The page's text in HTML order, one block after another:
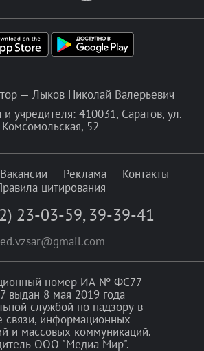
— Лыков Николай Валерьевич
учредителя: 410031, Саратов, ул.
Комсомольская, 52
Вакансии Реклама
Контакты
цитирования
23-03-59, 39-39-41
номер ИА № ФС77–
выдан 8 мая 2019 года
службой по надзору в
связи, информационных
и массовых коммуникаций.
ООО "Медиа Мир".